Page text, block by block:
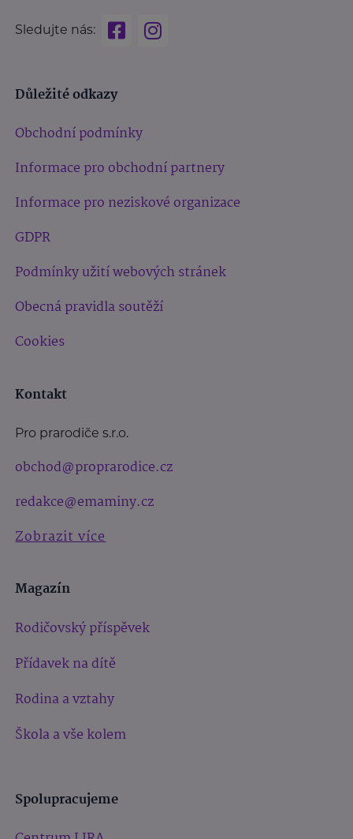
Sledujte nás:
Důležité odkazy
Obchodní podmínky
Informace pro obchodní partnery
Informace pro neziskové organizace
GDPR
Podmínky užití webových stránek
Obecná pravidla soutěží
Cookies
Kontakt
Pro prarodiče s.r.o.
obchod@proprarodice.cz
redakce@emaminy.cz
Zobrazit více
Magazín
Rodičovský příspěvek
Přídavek na dítě
Rodina a vztahy
Škola a vše kolem
Spolupracujeme